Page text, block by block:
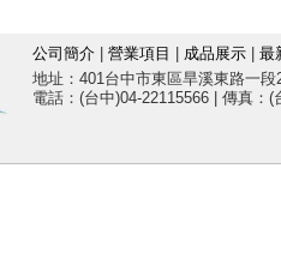
公司簡介 營業項目 成品展示
最
地址：401台中市東區旱溪東路一
電話：(台中)04-22115566 | 傳真：(